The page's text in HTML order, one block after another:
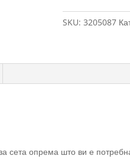
SKU: 3205087
сета опрема што ви е